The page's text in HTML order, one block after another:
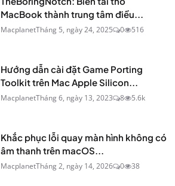
MacBook thành trung tâm điều...
MacplanetTháng 5, ngày 24, 2025 0 516
Hướng dẫn cài đặt Game Porting
Toolkit trên Mac Apple Silicon...
MacplanetTháng 6, ngày 13, 2023 8 5.6k
Khắc phục lỗi quay màn hình không có
âm thanh trên macOS...
MacplanetTháng 2, ngày 14, 2026 0 38